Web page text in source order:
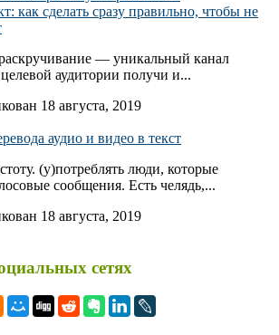
как сделать сразу правильно, чтобы не
— уникальный канал
аудитории получи и...
18 августа, 2019
аудио и видео в текст
(у)потреблять люди, которые
сообщения. Есть челядь,...
18 августа, 2019
сетях